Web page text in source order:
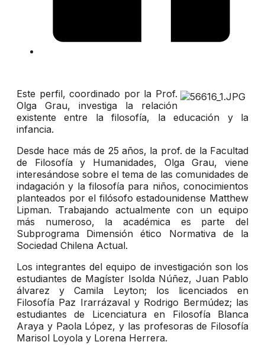
Este perfil, coordinado por la Prof.
Olga Grau, investiga la relación
existente entre la filosofía, la educación y la
infancia.
Desde hace más de 25 años, la prof. de la Facultad
de Filosofía y Humanidades, Olga Grau, viene
interesándose sobre el tema de las comunidades de
indagación y la filosofía para niños, conocimientos
planteados por el filósofo estadounidense Matthew
Lipman. Trabajando actualmente con un equipo
más numeroso, la académica es parte del
Subprograma Dimensión ético Normativa de la
Sociedad Chilena Actual.
Los integrantes del equipo de investigación son los
estudiantes de Magíster Isolda Núñez, Juan Pablo
álvarez y Camila Leyton; los licenciados en
Filosofía Paz Irarrázaval y Rodrigo Bermúdez; las
estudiantes de Licenciatura en Filosofía Blanca
Araya y Paola López, y las profesoras de Filosofía
Marisol Loyola y Lorena Herrera.